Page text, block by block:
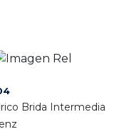
Brida Intermedia